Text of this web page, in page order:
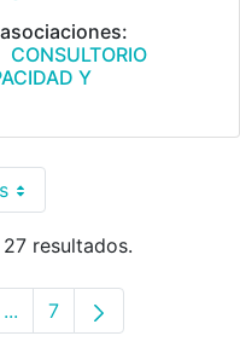
CONSULTORIO
Y
resultados.
...Páginas intermedias
Página
7